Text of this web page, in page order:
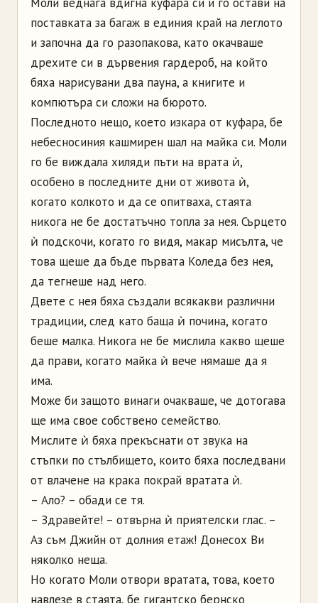
поставката за багаж в единия край на леглото
и започна да го разопакова, като окачваше
дрехите си в дървения гардероб, на който
бяха нарисувани два пауна, а книгите и
компютъра си сложи на бюрото.
Последното нещо, което изкара от куфара, бе
небесносиния кашмирен шал на майка си. Моли
го бе виждала хиляди пъти на врата ѝ,
особено в последните дни от живота ѝ,
когато колкото и да се опитваха, стаята
никога не бе достатъчно топла за нея. Сърцето
ѝ подскочи, когато го видя, макар мисълта, че
това щеше да бъде първата Коледа без нея,
да тегнеше над него.
Двете с нея бяха създали всякакви различни
традиции, след като баща ѝ почина, когато
беше малка. Никога не бе мислила какво щеше
да прави, когато майка ѝ вече нямаше да я
има.
Може би защото винаги очакваше, че дотогава
ще има свое собствено семейство.
Мислите ѝ бяха прекъснати от звука на
стъпки по стълбището, които бяха последвани
от влачене на крака покрай вратата ѝ.
– Ало? – обади се тя.
– Здравейте! – отвърна ѝ приятелски глас. –
Аз съм Джийн от долния етаж! Донесох Ви
няколко неща.
Но когато Моли отвори вратата, това, което
навлезе в стаята, бе гигантско бернско